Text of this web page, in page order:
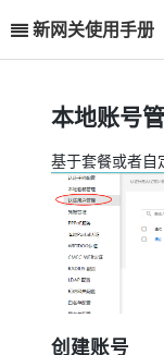
新网关使用手册
本地账号
基于套餐或者自
创建账号